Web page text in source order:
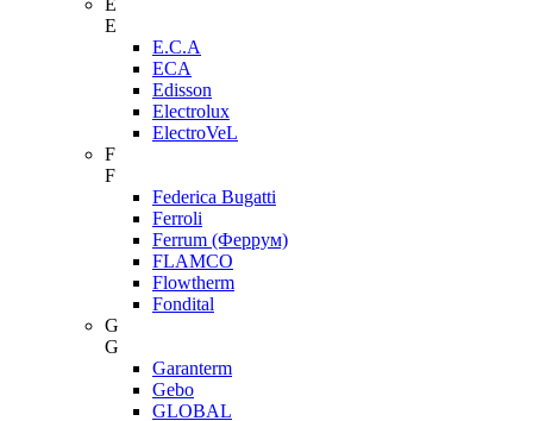
E
E
E.C.A
ECA
Edisson
Electrolux
ElectroVeL
F
F
Federica Bugatti
Ferroli
Ferrum (Феррум)
FLAMCO
Flowtherm
Fondital
G
G
Garanterm
Gebo
GLOBAL